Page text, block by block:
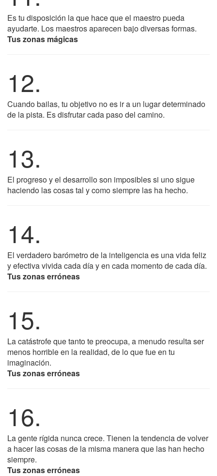
Es tu disposición la que hace que el maestro pueda
ayudarte. Los maestros aparecen bajo diversas formas.
Tus zonas mágicas
12.
Cuando bailas, tu objetivo no es ir a un lugar determinado
de la pista. Es disfrutar cada paso del camino.
13.
El progreso y el desarrollo son imposibles si uno sigue
haciendo las cosas tal y como siempre las ha hecho.
14.
El verdadero barómetro de la inteligencia es una vida feliz
y efectiva vivida cada día y en cada momento de cada día.
Tus zonas erróneas
15.
La catástrofe que tanto te preocupa, a menudo resulta ser
menos horrible en la realidad, de lo que fue en tu
imaginación.
Tus zonas erróneas
16.
La gente rígida nunca crece. Tienen la tendencia de volver
a hacer las cosas de la misma manera que las han hecho
siempre.
Tus zonas erróneas